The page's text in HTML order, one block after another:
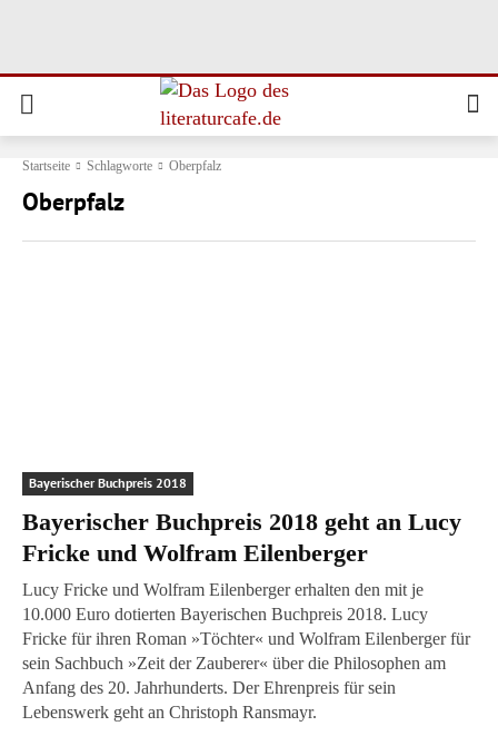
Startseite Schlagworte Oberpfalz
Oberpfalz
Bayerischer Buchpreis 2018
Bayerischer Buchpreis 2018 geht an Lucy
Fricke und Wolfram Eilenberger
Lucy Fricke und Wolfram Eilenberger erhalten den mit je
10.000 Euro dotierten Bayerischen Buchpreis 2018. Lucy
Fricke für ihren Roman »Töchter« und Wolfram Eilenberger für
sein Sachbuch »Zeit der Zauberer« über die Philosophen am
Anfang des 20. Jahrhunderts. Der Ehrenpreis für sein
Lebenswerk geht an Christoph Ransmayr.